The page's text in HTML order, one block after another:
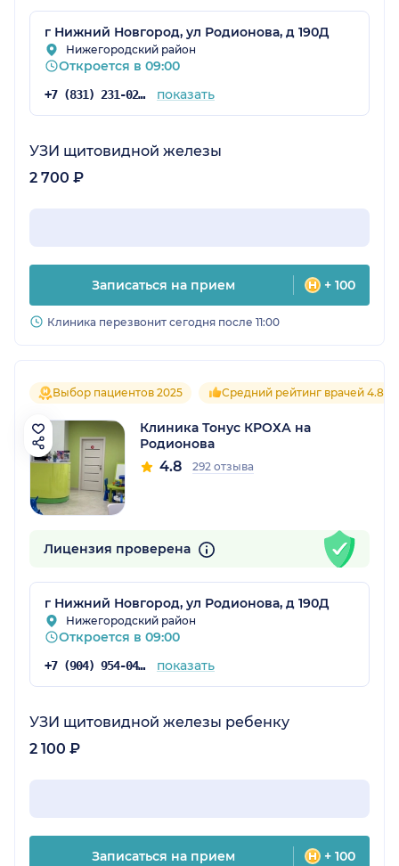
г Нижний Новгород, ул Родионова, д 190Д
Нижегородский район
Откроется в 09:00
+7 (831) 231-02-35 показать
УЗИ щитовидной железы
2 700 ₽
Записаться на прием + 100
Клиника перезвонит сегодня после 11:00
Выбор пациентов 2025 Средний рейтинг врачей 4.8
Клиника Тонус КРОХА на
Родионова
4.8 292 отзыва
Лицензия проверена
г Нижний Новгород, ул Родионова, д 190Д
Нижегородский район
Откроется в 09:00
+7 (904) 954-04-35 показать
УЗИ щитовидной железы ребенку
2 100 ₽
Записаться на прием + 100